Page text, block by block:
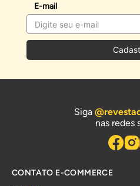
E-mail
Siga
nas redes
CONTATO E-COMMERCE